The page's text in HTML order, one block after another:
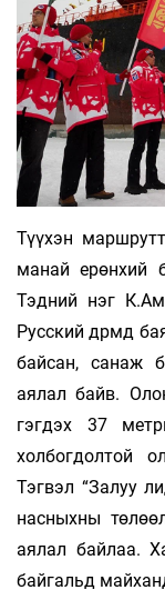
Түүхэн
манай ерөнхий
Тэдний нэг
Русский дрмд
байсан, санаж
аялал байв.
гэгдэх 37
холбогдолтой
Тэгвэл “Залуу
насныхны
аялал байлаа.
байгальд